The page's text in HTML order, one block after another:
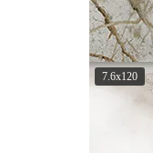
7.6x120